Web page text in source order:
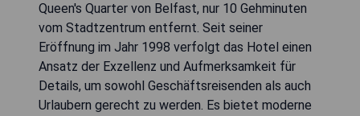
Queen's Quarter von Belfast, nur 10 Gehminuten
vom Stadtzentrum entfernt. Seit seiner
Eröffnung im Jahr 1998 verfolgt das Hotel einen
Ansatz der Exzellenz und Aufmerksamkeit für
Details, um sowohl Geschäftsreisenden als auch
Urlaubern gerecht zu werden. Es bietet moderne